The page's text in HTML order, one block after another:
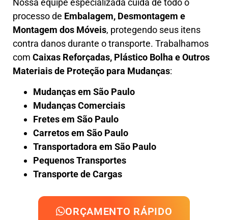
processo de Embalagem, Desmontagem e
Montagem dos Móveis, protegendo seus itens
contra danos durante o transporte. Trabalhamos
com Caixas Reforçadas, Plástico Bolha e Outros
Materiais de Proteção para Mudanças:
Mudanças em São Paulo
Mudanças Comerciais
Fretes em São Paulo
Carretos em São Paulo
Transportadora em São Paulo
Pequenos Transportes
Transporte de Cargas
ORÇAMENTO RÁPIDO